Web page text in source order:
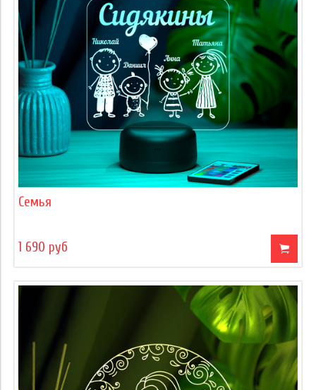
Семья
1 690 руб